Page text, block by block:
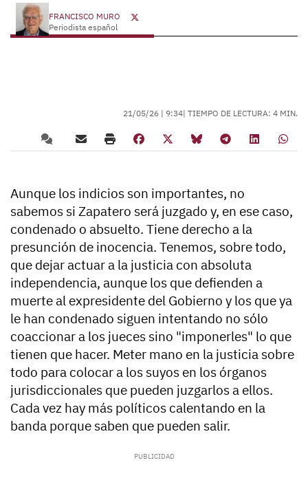
FRANCISCO MURO
Periodista español
21/05/26 | 9:34| TIEMPO DE LECTURA: 4 MIN.
Aunque los indicios son importantes, no
sabemos si Zapatero será juzgado y, en ese caso,
condenado o absuelto. Tiene derecho a la
presunción de inocencia. Tenemos, sobre todo,
que dejar actuar a la justicia con absoluta
independencia, aunque los que defienden a
muerte al expresidente del Gobierno y los que ya
le han condenado siguen intentando no sólo
coaccionar a los jueces sino "imponerles" lo que
tienen que hacer. Meter mano en la justicia sobre
todo para colocar a los suyos en los órganos
jurisdiccionales que pueden juzgarlos a ellos.
Cada vez hay más políticos calentando en la
banda porque saben que pueden salir.